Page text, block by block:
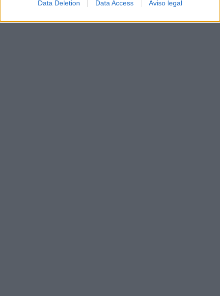
Data Deletion Data Access Aviso legal